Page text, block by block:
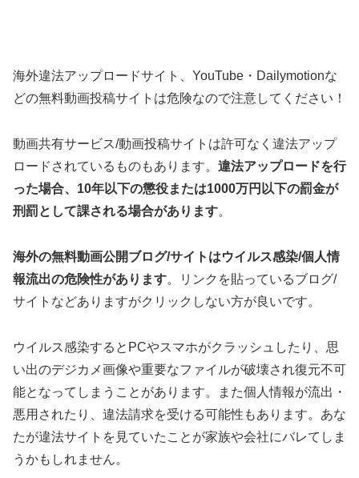
海外違法アップロードサイト、YouTube・Dailymotionな
どの無料動画投稿サイトは危険なので注意してください！
動画共有サービス/動画投稿サイトは許可なく違法アップ
ロードされているものもあります。 違法アップロードを行
った場合、10年以下の懲役または1000万円以下の罰金が
刑罰として課される場合があります。
海外の無料動画公開ブログ/サイトはウイルス感染/個人情
報流出の危険性があります。リンクを貼っているブログ/
サイトなどありますがクリックしない方が良いです。
ウイルス感染するとPCやスマホがクラッシュしたり、思
い出のデジカメ画像や重要なファイルが破壊され復元不可
能となってしまうことがあります。また個人情報が流出・
悪用されたり、違法請求を受ける可能性もあります。あな
たが違法サイトを見ていたことが家族や会社にバレてしま
うかもしれません。